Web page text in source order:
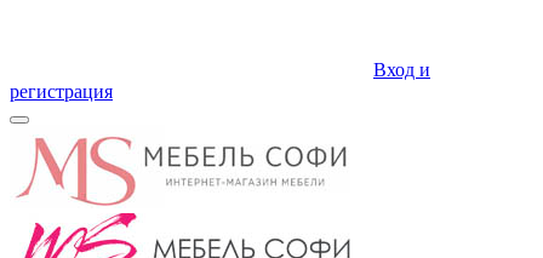
Вход и
регистрация